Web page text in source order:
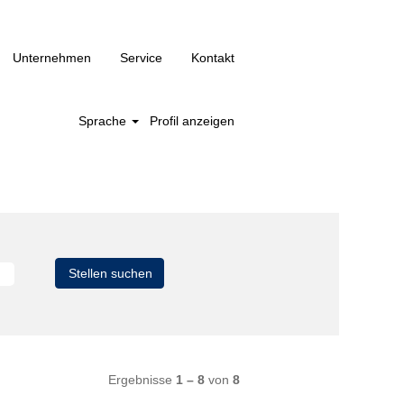
Unternehmen Service Kontakt
Sprache Profil anzeigen
Ergebnisse 1 – 8 von 8